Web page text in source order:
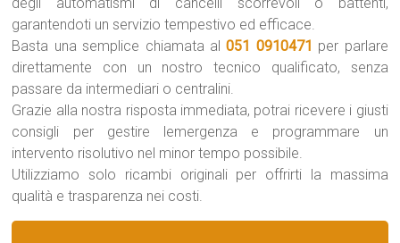
garantendoti un servizio tempestivo ed efficace.
Basta una semplice chiamata al051 0910471 per parlare
direttamente con un nostro tecnico qualificato, senza
passare da intermediari o centralini.
Grazie alla nostra risposta immediata, potrai ricevere i giusti
consigli per gestire lemergenza e programmare un
intervento risolutivo nel minor tempo possibile.
Utilizziamo solo ricambi originali per offrirti la massima
qualità e trasparenza nei costi.